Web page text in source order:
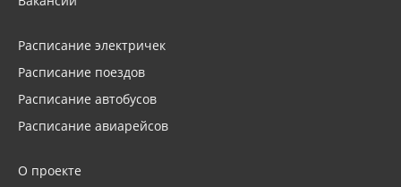
Расписание электричек
Расписание поездов
Расписание автобусов
Расписание авиарейсов
О проекте